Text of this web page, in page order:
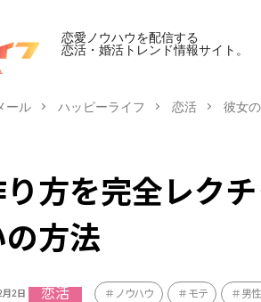
恋愛ノウハウを配信する
恋活・婚活トレンド情報サイト。
ール ハッピーライフ 恋活 彼女
方を完全レク
方法
2日 恋活 ノウハウ モテ 男